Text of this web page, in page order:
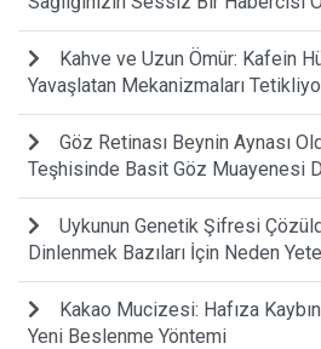
Kahve ve Uzun Ömür: Kafein
Yavaşlatan Mekanizmaları
Göz Retinası Beynin Aynası
Teşhisinde Basit Göz Muayenesi
Uykunun Genetik Şifresi
Dinlenmek Bazıları İçin Neden
Kakao Mucizesi: Hafıza
Yeni Beslenme Yöntemi